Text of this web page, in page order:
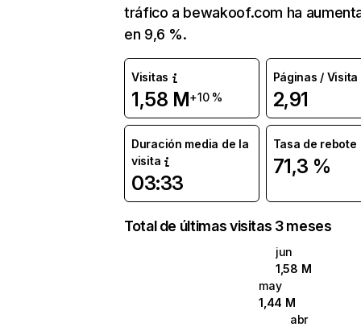
tráfico a bewakoof.com ha
en 9,6 %.
Visitas
1,58 M+10 %
Páginas / Visita
2,91
Duración media de la
visita
03:33
Tasa de rebote
71,3 %
Total de últimas visitas 3 meses
jun
1,58 M
may
1,44 M
abr